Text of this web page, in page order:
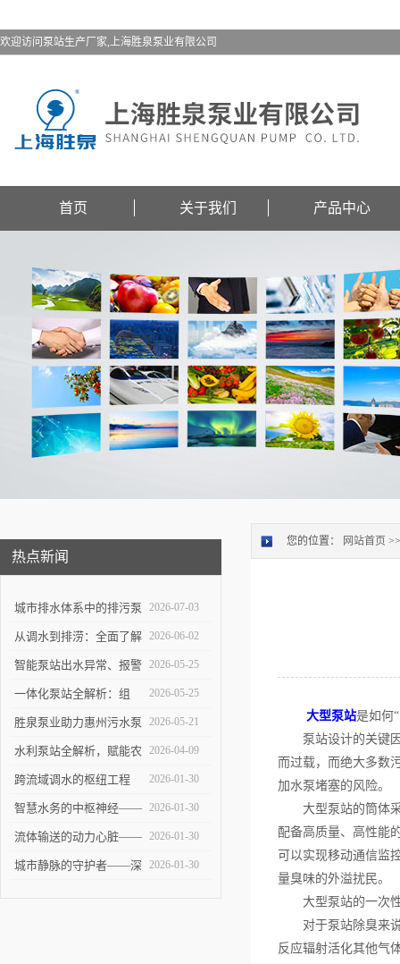
欢迎访问泵站生产厂家,上海胜泉泵业有限公司
首页 关于我们 产品中心
热点新闻
城市排水体系中的排污泵
站：功能定位与维护策略
2026-07-03
从调水到排涝：全面了解
大型泵站的功能与构造
2026-06-02
智能泵站出水异常、报警
频发怎么办？
2026-05-25
一体化泵站全解析：组
成、优势与应用实操指南
2026-05-25
胜泉泵业助力惠州污水泵
站项目落地
2026-05-21
水利泵站全解析，赋能农
田灌溉与防洪排涝
2026-04-09
跨流域调水的枢纽工程
——大型泵站的建设与技
术挑战
2026-01-30
智慧水务的中枢神经——
智能泵站技术革新与未来
展望
2026-01-30
流体输送的动力心脏——
全面剖析提升泵站的设计
2026-01-30
城市静脉的守护者——深 2026-01-30
您的位置： 网站首页
大型泵站是如何
泵站设计的关键因
而过载，而绝大多数
加水泵堵塞的风险。
大型泵站的筒体采
配备高质量、高性能
可以实现移动通信监
量臭味的外溢扰民。
大型泵站的一次性
对于泵站除臭来说
反应辐射活化其他气